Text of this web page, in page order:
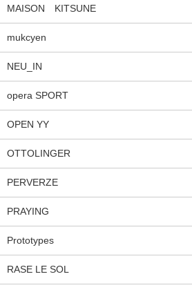
MAISON KITSUNE
mukcyen
NEU_IN
opera SPORT
OPEN YY
OTTOLINGER
PERVERZE
PRAYING
Prototypes
RASE LE SOL